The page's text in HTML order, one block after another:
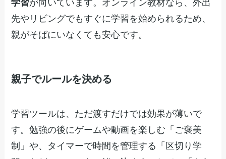
学習が向いています。オンライン教材なら、外出
先やリビングでもすぐに学習を始められるため、
親がそばにいなくても安心です。
親子でルールを決める
学習ツールは、ただ渡すだけでは効果が薄いで
す。勉強の後にゲームや動画を楽しむ「ご褒美
制」や、タイマーで時間を管理する「区切り学